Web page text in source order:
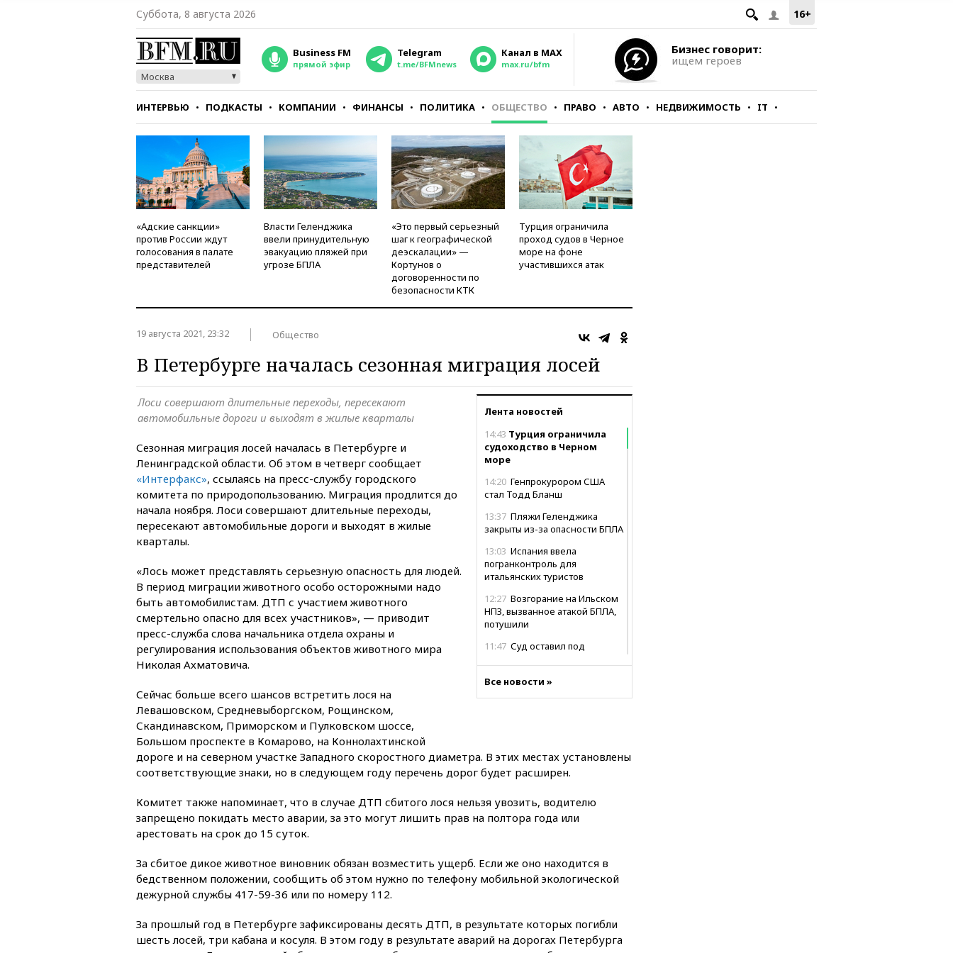
16+
Суббота, 8 августа 2026
Москва
Business FM
прямой эфир
Telegram
t.me/BFMnews
Канал в MAX
max.ru/bfm
Бизнес говорит:
ищем героев
ИНТЕРВЬЮ ПОДКАСТЫ КОМПАНИИ ФИНАНСЫ ПОЛИТИКА ОБЩЕСТВО ПРАВО АВТО НЕДВИЖИМОСТЬ IT
СТИЛЬ ТЕСТЫ
«Адские санкции»
против России ждут
голосования в палате
представителей
Власти Геленджика
ввели принудительную
эвакуацию пляжей при
угрозе БПЛА
«Это первый серьезный
шаг к географической
деэскалации» —
Кортунов о
договоренности по
безопасности КТК
Турция ограничила
проход судов в Черное
море на фоне
участившихся атак
19 августа 2021, 23:32 Общество
В Петербурге началась сезонная миграция лосей
Лента новостей
14:43 Турция ограничила
судоходство в Черном
море
14:20 Генпрокурором США
стал Тодд Бланш
13:37 Пляжи Геленджика
закрыты из-за опасности БПЛА
13:03 Испания ввела
погранконтроль для
итальянских туристов
12:27 Возгорание на Ильском
НПЗ, вызванное атакой БПЛА,
потушили
11:47 Суд оставил под
«Новороссия» восстановлено
09:55 Силы ПВО перехватили
территорией РФ
09:25 Ильский НПЗ на Кубани
08:57Собянин сообщил о
девяти БПЛА, сбитых на
Силы ПВО сбили почти
400 БПЛА над российскими
регионами
Все новости »
Лоси совершают длительные переходы, пересекают
автомобильные дороги и выходят в жилые кварталы
Сезонная миграция лосей началась в Петербурге и
Ленинградской области. Об этом в четверг сообщает
«Интерфакс», ссылаясь на пресс-службу городского
комитета по природопользованию. Миграция продлится до
начала ноября. Лоси совершают длительные переходы,
пересекают автомобильные дороги и выходят в жилые
кварталы.
«Лось может представлять серьезную опасность для людей.
В период миграции животного особо осторожными надо
быть автомобилистам. ДТП с участием животного
смертельно опасно для всех участников», — приводит
пресс-служба слова начальника отдела охраны и
регулирования использования объектов животного мира
Николая Ахматовича.
Сейчас больше всего шансов встретить лося на
Левашовском, Средневыборгском, Рощинском,
Скандинавском, Приморском и Пулковском шоссе,
Большом проспекте в Комарово, на Коннолахтинской
дороге и на северном участке Западного скоростного диаметра. В этих местах установлены
соответствующие знаки, но в следующем году перечень дорог будет расширен.
Комитет также напоминает, что в случае ДТП сбитого лося нельзя увозить, водителю
запрещено покидать место аварии, за это могут лишить прав на полтора года или
арестовать на срок до 15 суток.
За сбитое дикое животное виновник обязан возместить ущерб. Если же оно находится в
бедственном положении, сообщить об этом нужно по телефону мобильной экологической
дежурной службы 417-59-36 или по номеру 112.
За прошлый год в Петербурге зафиксированы десять ДТП, в результате которых погибли
шесть лосей, три кабана и косуля. В этом году в результате аварий на дорогах Петербурга